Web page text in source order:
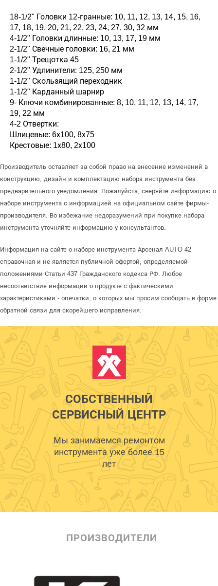
18-1/2" Головки 12-гранные: 10, 11, 12, 13, 14, 15, 16,
17, 18, 19, 20, 21, 22, 23, 24, 27, 30, 32 мм
4-1/2" Головки длинные: 10, 13, 17, 19 мм
2-1/2" Свечные головки: 16, 21 мм
1-1/2" Трещотка 45
2-1/2" Удлинители: 125, 250 мм
1-1/2" Скользящий переходник
1-1/2" Карданный шарнир
9- Ключи комбинированные: 8, 10, 11, 12, 13, 14, 17,
19, 22 мм
4-2 Отвертки:
Шлицевые: 6х100, 8х75
Крестовые: 1х80, 2х100
Производитель оставляет за собой право на внесение изменений в
конструкцию, дизайн и комплектацию набора инструмента без
предварительного уведомления. Пожалуйста, сверяйте информацию о
наборе инструмента с информацией на официальном сайте фирмы-
производителя. Во избежание недоразумений при покупке набора
инструмента уточняйте информацию у консультантов.
Информация на сайте о наборе инструмента Арсенал AUTO 42
справочная и не является публичной офертой, определяемой
положениями Статьи 437 Гражданского кодекса РФ. Любое
несоответствие информации о продукте с фактическими
характеристиками - опечатки, о которых мы просим сообщать в форме
обратной связи для скорейшего исправления.
СОБСТВЕННЫЙ
СЕРВИСНЫЙ ЦЕНТР
Мы занимаемся ремонтом
инструмента уже более 15
лет
ПРОИЗВОДИТЕЛИ